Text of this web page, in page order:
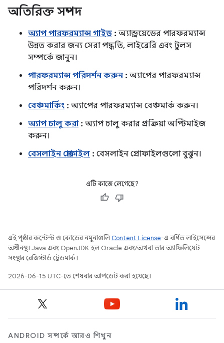
অতিরিক্ত সম্পদ
অ্যাপ পারফরম্যান্স গাইড : অ্যান্ড্রয়েডের পারফরম্যান্স
উন্নত করার জন্য সেরা পদ্ধতি, লাইব্রেরি এবং টুলস
সম্পর্কে জানুন।
পারফরম্যান্স পরিদর্শন করুন : অ্যাপের পারফরম্যান্স
পরিদর্শন করুন।
বেঞ্চমার্কিং : অ্যাপের পারফরম্যান্স বেঞ্চমার্ক করুন।
অ্যাপ চালু করা: অ্যাপ চালু করার প্রক্রিয়া অপ্টিমাইজ
করুন।
বেসলাইন প্রোফাইল : বেসলাইন প্রোফাইলগুলো বুঝুন।
এটি কাজে লেগেছে?
এই পৃষ্ঠার কন্টেন্ট ও কোডের নমুনাগুলিContent License-এ বর্ণিত লাইসেন্সের
অধীনস্থ। Java এবং OpenJDK হল Oracle এবং/অথবা তার অ্যাফিলিয়েট
সংস্থার রেজিস্টার্ড ট্রেডমার্ক।
2026-06-15 UTC-তে শেষবার আপডেট করা হয়েছে।
ANDROID সম্পর্কে আরও শিখুন